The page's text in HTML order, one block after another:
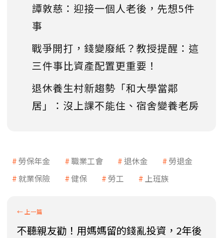
譚敦慈：迎接一個人老後，先想5件
事
戰爭開打，錢變廢紙？教授提醒：這
三件事比資產配置更重要！
退休養生村新趨勢「和大學當鄰
居」：沒上課不能住、宿舍變養老房
勞保年金 職業工會 退休金
勞退金
就業保險
健保 勞工 上班族
不聽親友勸！用媽媽留的錢亂投資，2年後